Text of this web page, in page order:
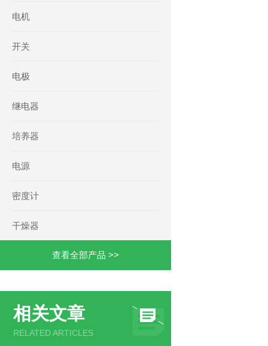
电机
开关
电极
继电器
培养器
电源
密度计
干燥器
查看全部产品 >>
相关文章
RELATED ARTICLES